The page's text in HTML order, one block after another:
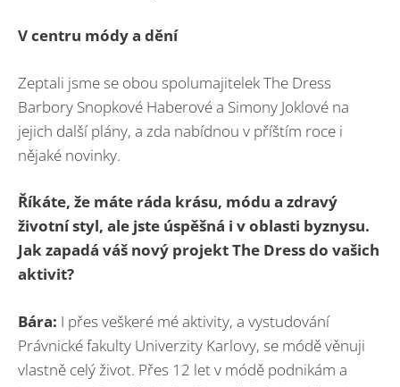
V centru módy a dění
Zeptali jsme se obou spolumajitelek The Dress
Barbory Snopkové Haberové a Simony Joklové na
jejich další plány, a zda nabídnou v příštím roce i
nějaké novinky.
Říkáte, že máte ráda krásu, módu a zdravý
životní styl, ale jste úspěšná i v oblasti byznysu.
Jak zapadá váš nový projekt The Dress do vašich
aktivit?
Bára: I přes veškeré mé aktivity, a vystudování
Právnické fakulty Univerzity Karlovy, se módě věnuji
vlastně celý život. Přes 12 let v módě podnikám a